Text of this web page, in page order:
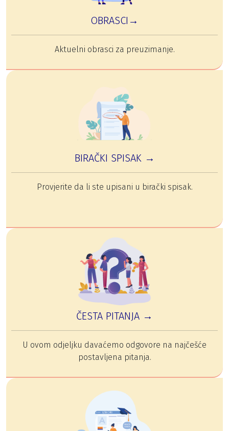
OBRASCI→
Aktuelni obrasci za preuzimanje.
BIRAČKI SPISAK →
Provjerite da li ste upisani u birački spisak.
ČESTA PITANJA →
U ovom odjeljku davaćemo odgovore na najčešće
postavljena pitanja.